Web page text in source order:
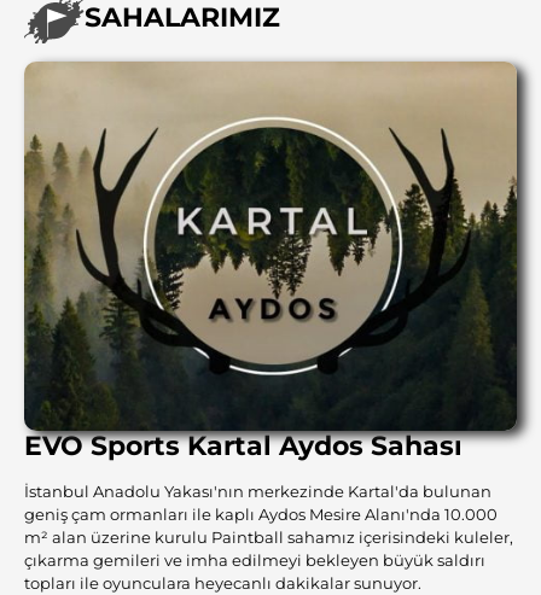
SAHALARIMIZ
EVO Sports Kartal Aydos Sahası
İstanbul Anadolu Yakası'nın merkezinde Kartal'da bulunan
geniş çam ormanları ile kaplı Aydos Mesire Alanı'nda 10.000
m² alan üzerine kurulu Paintball sahamız içerisindeki kuleler,
çıkarma gemileri ve imha edilmeyi bekleyen büyük saldırı
topları ile oyunculara heyecanlı dakikalar sunuyor.